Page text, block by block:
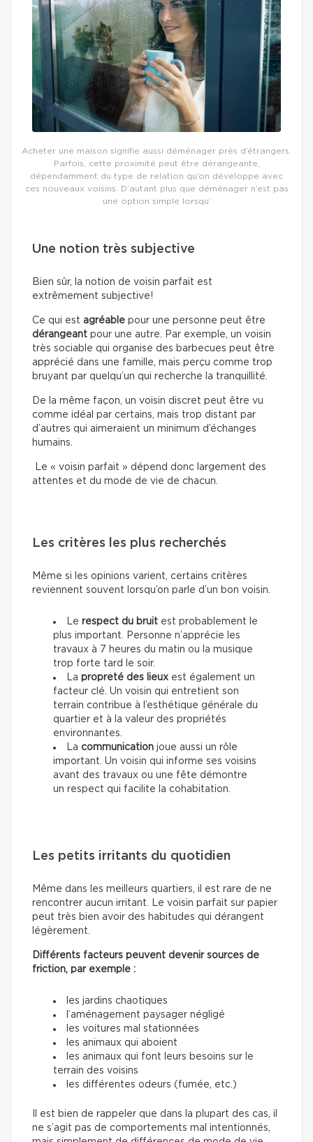
Acheter une maison signifie aussi déménager près d’étrangers.
Parfois, cette proximité peut être dérangeante,
dépendamment du type de relation qu’on développe avec
ces nouveaux voisins. D’autant plus que déménager n’est pas
une option simple lorsqu’
Une notion très subjective
Bien sûr, la notion de voisin parfait est
extrêmement subjective!
Ce qui est agréable pour une personne peut être
dérangeant pour une autre. Par exemple, un voisin
très sociable qui organise des barbecues peut être
apprécié dans une famille, mais perçu comme trop
bruyant par quelqu’un qui recherche la tranquillité.
De la même façon, un voisin discret peut être vu
comme idéal par certains, mais trop distant par
d’autres qui aimeraient un minimum d’échanges
humains.
Le « voisin parfait » dépend donc largement des
attentes et du mode de vie de chacun.
Les critères les plus recherchés
Même si les opinions varient, certains critères
reviennent souvent lorsqu’on parle d’un bon voisin.
Le respect du bruit est probablement le
plus important. Personne n’apprécie les
travaux à 7 heures du matin ou la musique
trop forte tard le soir.
La propreté des lieux est également un
facteur clé. Un voisin qui entretient son
terrain contribue à l’esthétique générale du
quartier et à la valeur des propriétés
environnantes.
La communication joue aussi un rôle
important. Un voisin qui informe ses voisins
avant des travaux ou une fête démontre
un respect qui facilite la cohabitation.
Les petits irritants du quotidien
Même dans les meilleurs quartiers, il est rare de ne
rencontrer aucun irritant. Le voisin parfait sur papier
peut très bien avoir des habitudes qui dérangent
légèrement.
Différents facteurs peuvent devenir sources de
friction, par exemple :
les jardins chaotiques
l’aménagement paysager négligé
les voitures mal stationnées
les animaux qui aboient
les animaux qui font leurs besoins sur le
terrain des voisins
les différentes odeurs (fumée, etc.)
Il est bien de rappeler que dans la plupart des cas, il
ne s’agit pas de comportements mal intentionnés,